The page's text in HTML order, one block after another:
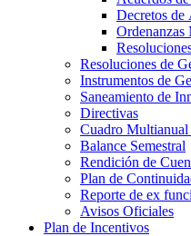
Decretos de
Ordenanzas
Resoluciones de
Instrumentos de
Saneamiento de
Directivas
Cuadro Multianual
Balance Semestral
Rendición de
Plan de
Reporte de ex
Avisos Oficiales
Plan de Incentivos